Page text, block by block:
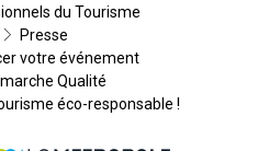
du Tourisme
Presse
votre événement
Qualité
éco-responsable !